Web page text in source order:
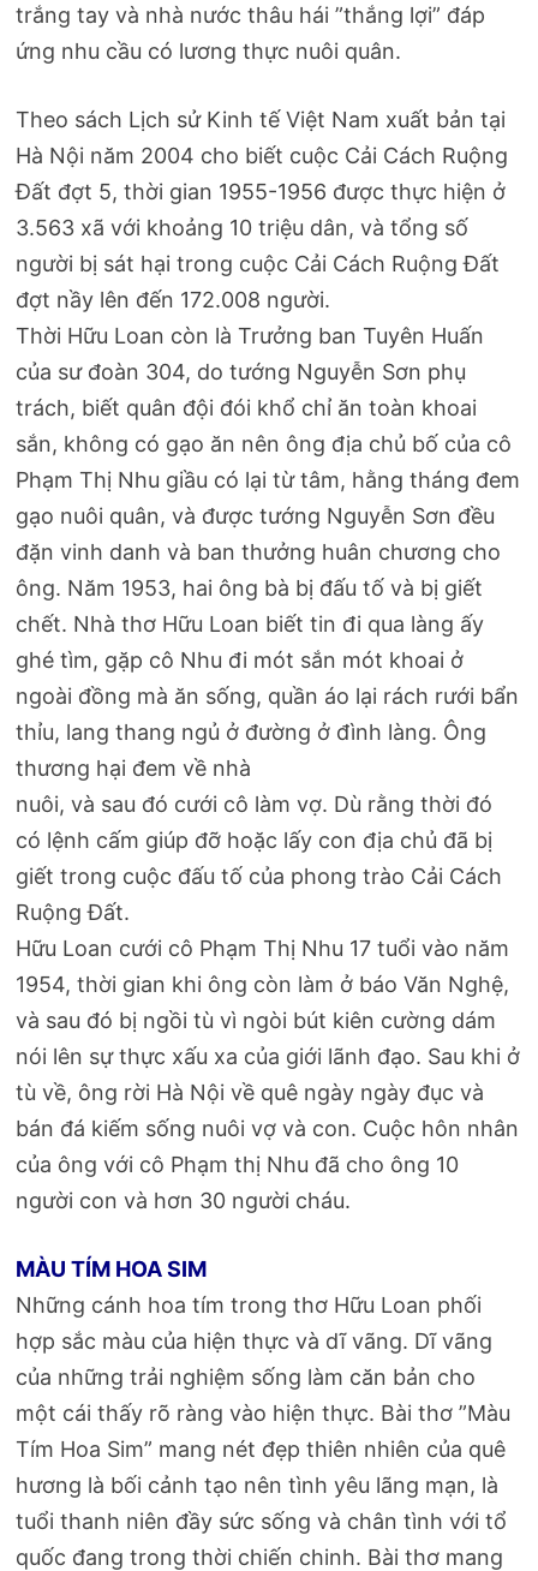
trắng tay và nhà nước thâu hái ”thắng lợi” đáp
ứng nhu cầu có lương thực nuôi quân.
Theo sách Lịch sử Kinh tế Việt Nam xuất bản tại
Hà Nội năm 2004 cho biết cuộc Cải Cách Ruộng
Đất đợt 5, thời gian 1955-1956 được thực hiện ở
3.563 xã với khoảng 10 triệu dân, và tổng số
người bị sát hại trong cuộc Cải Cách Ruộng Đất
đợt nầy lên đến 172.008 người.
Thời Hữu Loan còn là Trưởng ban Tuyên Huấn
của sư đoàn 304, do tướng Nguyễn Sơn phụ
trách, biết quân đội đói khổ chỉ ăn toàn khoai
sắn, không có gạo ăn nên ông địa chủ bố của cô
Phạm Thị Nhu giầu có lại từ tâm, hằng tháng đem
gạo nuôi quân, và được tướng Nguyễn Sơn đều
đặn vinh danh và ban thưởng huân chương cho
ông. Năm 1953, hai ông bà bị đấu tố và bị giết
chết. Nhà thơ Hữu Loan biết tin đi qua làng ấy
ghé tìm, gặp cô Nhu đi mót sắn mót khoai ở
ngoài đồng mà ăn sống, quần áo lại rách rưới bẩn
thỉu, lang thang ngủ ở đường ở đình làng. Ông
thương hại đem về nhà
nuôi, và sau đó cưới cô làm vợ. Dù rằng thời đó
có lệnh cấm giúp đỡ hoặc lấy con địa chủ đã bị
giết trong cuộc đấu tố của phong trào Cải Cách
Ruộng Đất.
Hữu Loan cưới cô Phạm Thị Nhu 17 tuổi vào năm
1954, thời gian khi ông còn làm ở báo Văn Nghệ,
và sau đó bị ngồi tù vì ngòi bút kiên cường dám
nói lên sự thực xấu xa của giới lãnh đạo. Sau khi ở
tù về, ông rời Hà Nội về quê ngày ngày đục và
bán đá kiếm sống nuôi vợ và con. Cuộc hôn nhân
của ông với cô Phạm thị Nhu đã cho ông 10
người con và hơn 30 người cháu.
MÀU TÍM HOA SIM
Những cánh hoa tím trong thơ Hữu Loan phối
hợp sắc màu của hiện thực và dĩ vãng. Dĩ vãng
của những trải nghiệm sống làm căn bản cho
một cái thấy rõ ràng vào hiện thực. Bài thơ ”Màu
Tím Hoa Sim” mang nét đẹp thiên nhiên của quê
hương là bối cảnh tạo nên tình yêu lãng mạn, là
tuổi thanh niên đầy sức sống và chân tình với tổ
quốc đang trong thời chiến chinh. Bài thơ mang